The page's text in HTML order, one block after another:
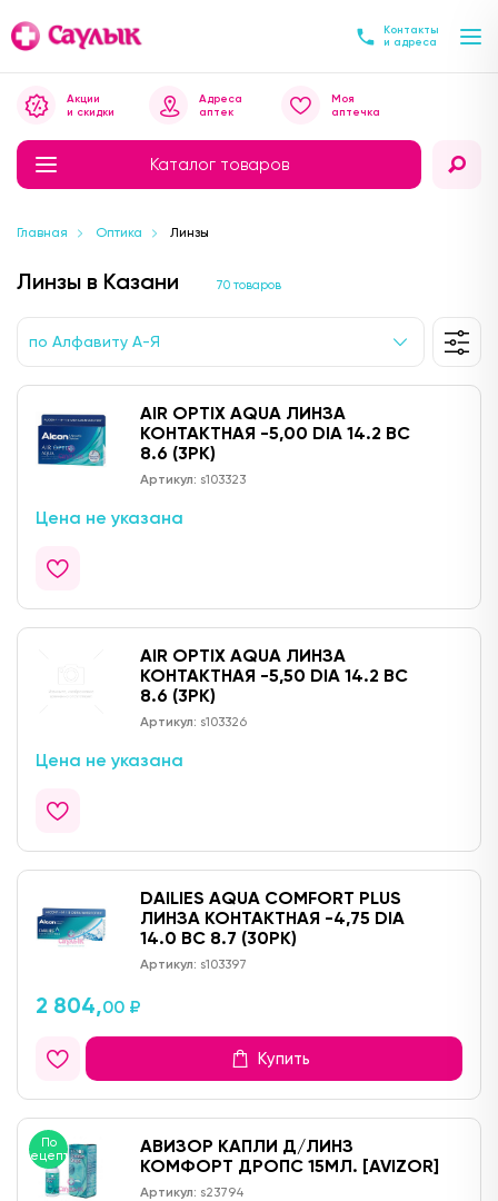
Контакты
и адреса
Каталог товаров
Акции
и скидки
Адреса
аптек
Моя
аптечка
Главная Оптика Линзы
Линзы в Казани 70 товаров
по Алфавиту А-Я
AIR OPTIX AQUA ЛИНЗА
КОНТАКТНАЯ -5,00 DIA 14.2 BC
8.6 (3PK)
Артикул: s103323
Цена не указана
AIR OPTIX AQUA ЛИНЗА
КОНТАКТНАЯ -5,50 DIA 14.2 BC
8.6 (3PK)
Артикул: s103326
Цена не указана
DAILIES AQUA COMFORT PLUS
ЛИНЗА КОНТАКТНАЯ -4,75 DIA
14.0 BC 8.7 (30PK)
Артикул: s103397
2 804,00 ₽
Купить
По
рецепту
АВИЗОР КАПЛИ Д/ЛИНЗ
КОМФОРТ ДРОПС 15МЛ. [AVIZOR]
Артикул: s23794